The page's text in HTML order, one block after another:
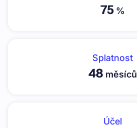
75%
Splatnost
48 měsíců
Účel